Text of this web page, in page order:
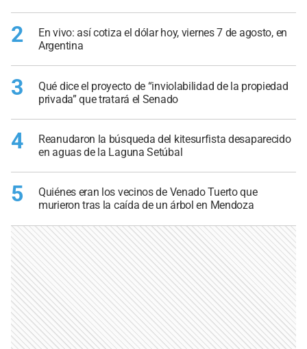
2
En vivo: así cotiza el dólar hoy, viernes 7 de agosto, en
Argentina
3
Qué dice el proyecto de “inviolabilidad de la propiedad
privada” que tratará el Senado
4
Reanudaron la búsqueda del kitesurfista desaparecido
en aguas de la Laguna Setúbal
5
Quiénes eran los vecinos de Venado Tuerto que
murieron tras la caída de un árbol en Mendoza